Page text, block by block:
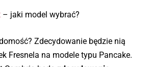
– jaki model wybrać?
Zdecydowanie będzie nią
Fresnela na modele typu Pancake.